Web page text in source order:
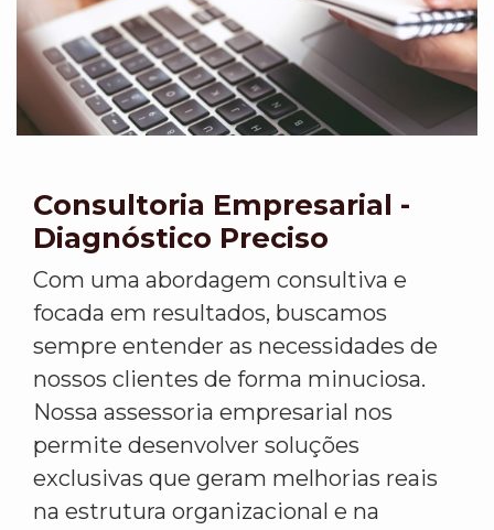
Consultoria Empresarial -
Diagnóstico Preciso
Com uma abordagem consultiva e
focada em resultados, buscamos
sempre entender as necessidades de
nossos clientes de forma minuciosa.
Nossa assessoria empresarial nos
permite desenvolver soluções
exclusivas que geram melhorias reais
na estrutura organizacional e na